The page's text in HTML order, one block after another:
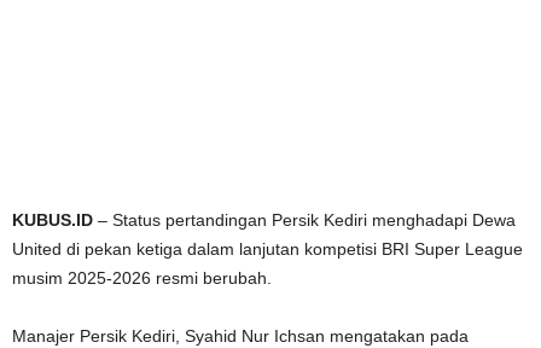
KUBUS.ID – Status pertandingan Persik Kediri menghadapi Dewa
United di pekan ketiga dalam lanjutan kompetisi BRI Super League
musim 2025-2026 resmi berubah.
Manajer Persik Kediri, Syahid Nur Ichsan mengatakan pada